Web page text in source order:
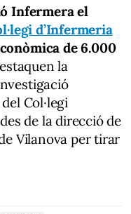
Infermera el
d’Infermeria
de 6.000
la
Col·legi
de la direcció de
Vilanova per tirar